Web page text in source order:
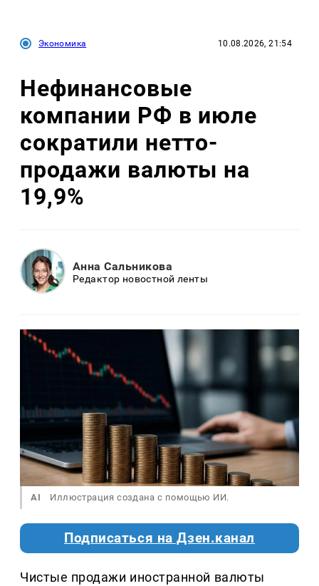
Экономика 10.08.2026, 21:54
Нефинансовые
компании РФ в июле
сократили нетто-
продажи валюты на
19,9%
Анна Сальникова
Редактор новостной ленты
AI Иллюстрация создана с помощью ИИ.
Подписаться на Дзен.канал
Чистые продажи иностранной валюты